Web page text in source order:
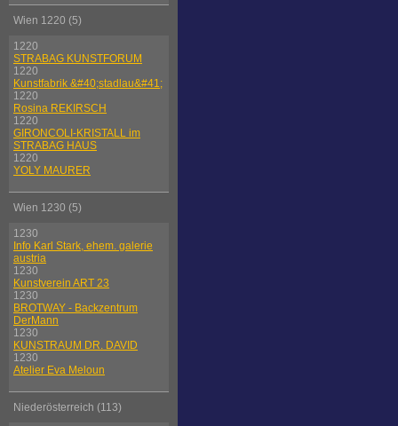
Wien 1220 (5)
1220
STRABAG KUNSTFORUM
1220
Kunstfabrik &#40;stadlau&#41;
1220
Rosina REKIRSCH
1220
GIRONCOLI-KRISTALL im
STRABAG HAUS
1220
YOLY MAURER
Wien 1230 (5)
1230
Info Karl Stark, ehem. galerie
austria
1230
Kunstverein ART 23
1230
BROTWAY - Backzentrum
DerMann
1230
KUNSTRAUM DR. DAVID
1230
Atelier Eva Meloun
Niederösterreich (113)